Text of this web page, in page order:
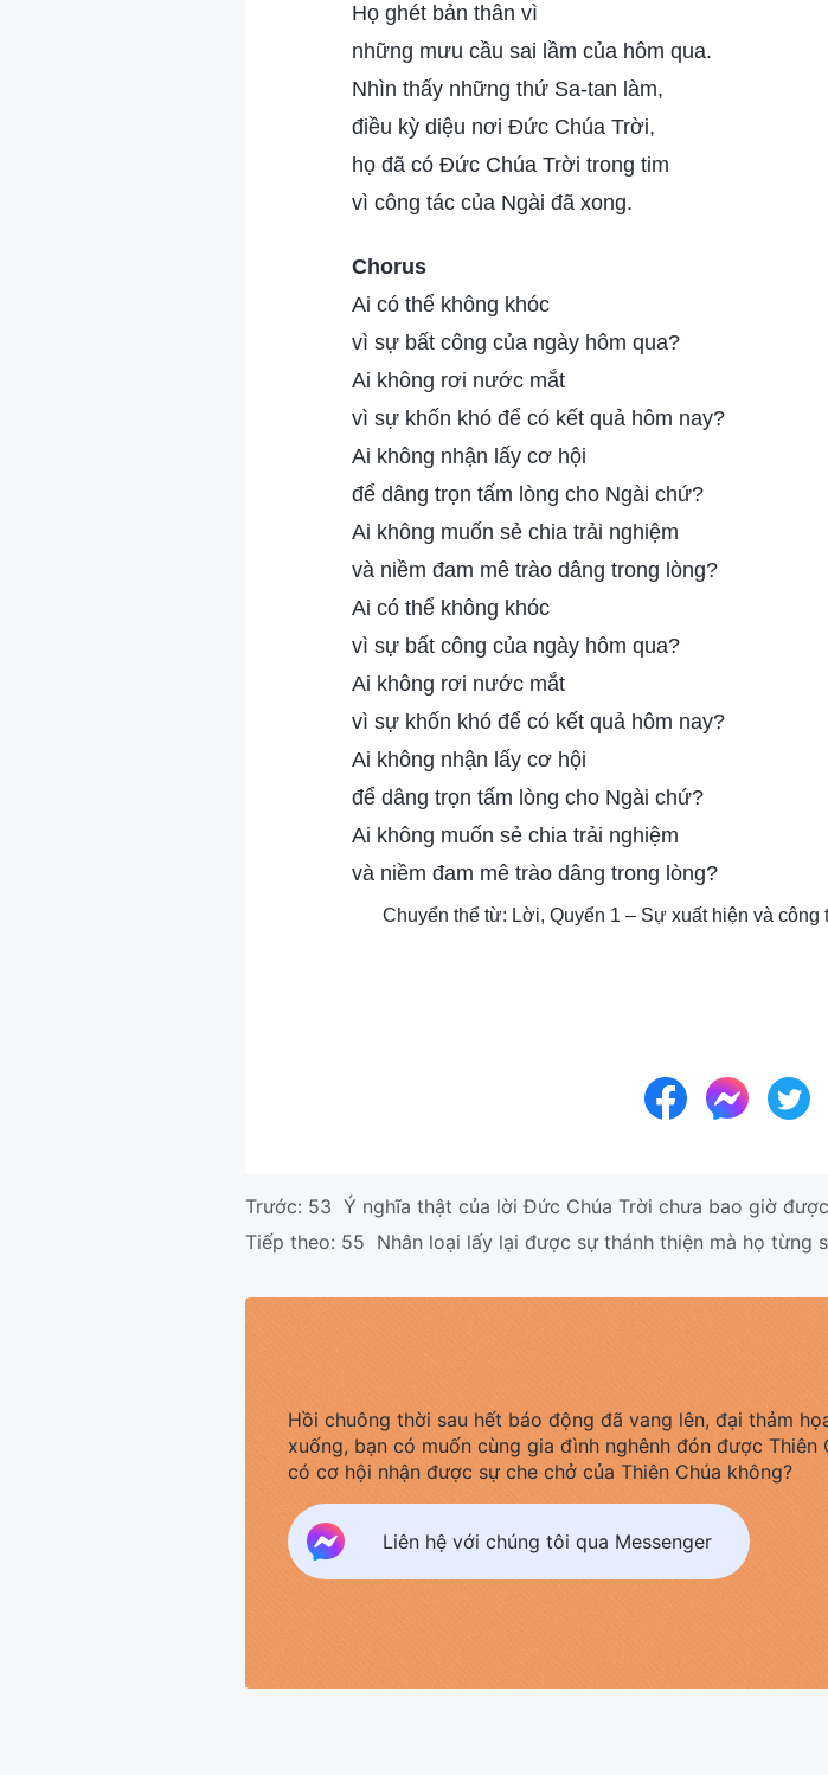
Họ ghét bản thân vì
những mưu cầu sai lầm của hôm qua.
Nhìn thấy những thứ Sa-tan làm,
điều kỳ diệu nơi Đức Chúa Trời,
họ đã có Đức Chúa Trời trong tim
vì công tác của Ngài đã xong.
Chorus
Ai có thể không khóc
vì sự bất công của ngày hôm qua?
Ai không rơi nước mắt
vì sự khốn khó để có kết quả hôm nay?
Ai không nhận lấy cơ hội
để dâng trọn tấm lòng cho Ngài chứ?
Ai không muốn sẻ chia trải nghiệm
và niềm đam mê trào dâng trong lòng?
Ai có thể không khóc
vì sự bất công của ngày hôm qua?
Ai không rơi nước mắt
vì sự khốn khó để có kết quả hôm nay?
Ai không nhận lấy cơ hội
để dâng trọn tấm lòng cho Ngài chứ?
Ai không muốn sẻ chia trải nghiệm
và niềm đam mê trào dâng trong lòng?
Chuyển thể từ: Lời, Quyển 1 – Sự xuất hiện và
Trước: 53 Ý nghĩa thật của lời Đức Chúa Trời chưa bao giờ
Tiếp theo: 55 Nhân loại lấy lại được sự thánh thiện mà họ từng
Hồi chuông thời sau hết báo động đã vang lên, đại thảm
xuống, bạn có muốn cùng gia đình nghênh đón được Thiên
có cơ hội nhận được sự che chở của Thiên Chúa không?
Liên hệ với chúng tôi qua Messenger